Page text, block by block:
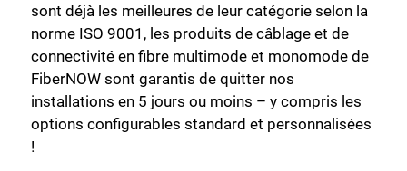
sont déjà les meilleures de leur catégorie selon la
norme ISO 9001, les produits de câblage et de
connectivité en fibre multimode et monomode de
FiberNOW sont garantis de quitter nos
installations en 5 jours ou moins – y compris les
options configurables standard et personnalisées
!